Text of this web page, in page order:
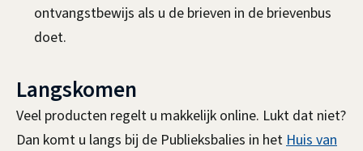
ontvangstbewijs als u de brieven in de brievenbus
doet.
Langskomen
Veel producten regelt u makkelijk online. Lukt dat niet?
Dan komt u langs bij de Publieksbalies in hetHuis van